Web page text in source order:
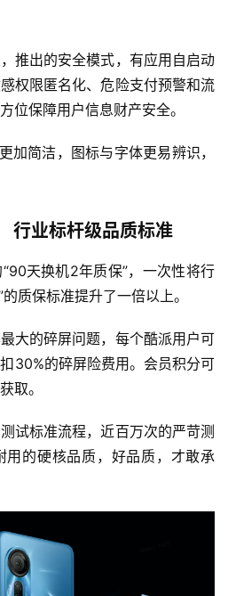
推出的安全模式，有应用自启动
权限匿名化、危险支付预警和流
位保障用户信息财产安全。
加简洁，图标与字体更易辨识，
行业标杆级品质标准
天换机2年质保”，一次性将行
质保标准提升了一倍以上。
大的碎屏问题，每个酷派用户可
30%的碎屏险费用。会员积分可
取。
试标准流程，近百万次的严苛测
用的硬核品质，好品质，才敢承